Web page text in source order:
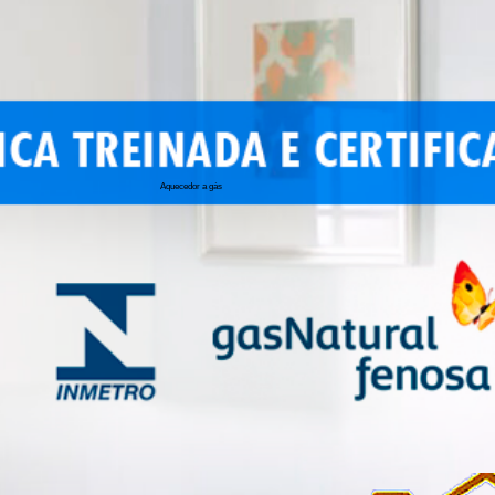
conserto de
conserto de
conserto
conserto de
conserto
conserto de
manutenção
conserto de
Aquecedor a gás